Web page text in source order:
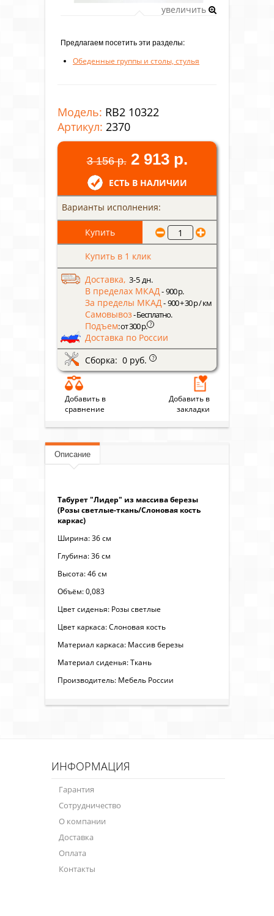
увеличить
Предлагаем посетить эти разделы:
Обеденные группы и столы, стулья
Модель: RB2 10322
Артикул: 2370
3 156 р. 2 913 р.
ЕСТЬ В НАЛИЧИИ
Варианты исполнения:
Купить в 1 клик
Доставка, 3-5 дн.
В пределах МКАД- 900 р.
За пределы МКАД- 900 + 30 р / км
Самовывоз- Бесплатно.
Подъем: от 300 р. ?
Доставка по России
Сборка: 0 руб.
?
Добавить в
сравнение
Добавить в
закладки
Описание
Табурет "Лидер" из массива березы
(Розы светлые-ткань/Слоновая кость
каркас)
Ширина: 36 см
Глубина: 36 см
Высота: 46 см
Объём: 0,083
Цвет сиденья: Розы светлые
Цвет каркаса: Слоновая кость
Материал каркаса: Массив березы
Материал сиденья: Ткань
Производитель: Мебель России
ИНФОРМАЦИЯ
Гарантия
Сотрудничество
О компании
Доставка
Оплата
Контакты